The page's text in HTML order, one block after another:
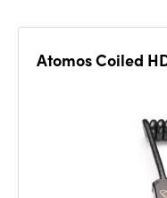
Atomos Coiled